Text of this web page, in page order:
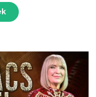
ünnepelt